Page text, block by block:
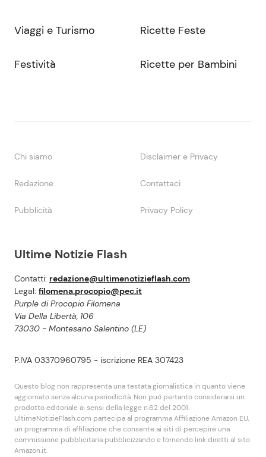
Ultime Notizie Flash
Contatti: redazione@ultimenotizieflash.com
Legal: filomena.procopio@pec.it
Purple di Procopio Filomena
Via Della Libertà, 106
73030 - Montesano Salentino (LE)
P.IVA 03370960795 - iscrizione REA 307423
Questo blog non rappresenta una testata giornalistica in quanto viene
aggiornato senza alcuna periodicità. Non puó pertanto considerarsi un
prodotto editoriale ai sensi della legge n.62 del 2001.
UltimeNotizieFlash.com partecipa al programma Affiliazione Amazon EU,
un programma di affiliazione che consente ai siti di percepire una
commissione pubblicitaria pubblicizzando e fornendo link diretti al sito
Amazon.it.
Viaggi e Turismo
Festività
Ricette Feste
Ricette per Bambini
Chi siamo Disclaimer e Privacy
Redazione Contattaci
Pubblicità Privacy Policy